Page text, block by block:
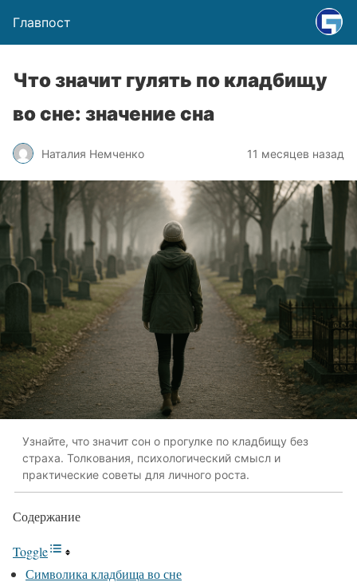
Главпост
Что значит гулять по кладбищу
во сне: значение сна
Наталия Немченко 11 месяцев назад
Узнайте, что значит сон о прогулке по кладбищу без
страха. Толкования, психологический смысл и
практические советы для личного роста.
Содержание
Toggle
Символика кладбища во сне